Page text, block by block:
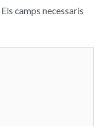
Els camps necessaris